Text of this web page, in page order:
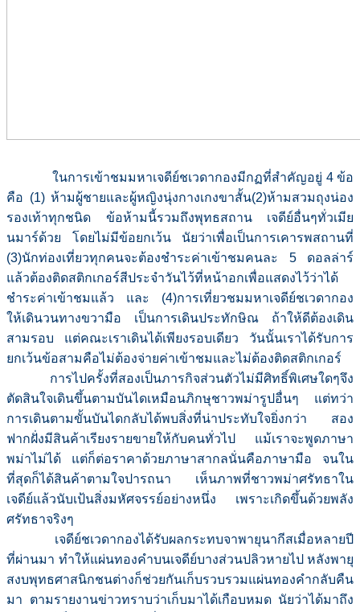
ในการเข้าชมมหาเจดีย์ชเวดากองมีกฏที่สำคัญอยู่ 4 ข้อ
คือ (1) ห้ามผู้ชายและผู้หญิงนุ่งกางเกงขาสั้น(2)ห้ามสวมถุงน่อง
รองเท้าทุกชนิด ข้อห้ามนี้รวมถึงพุทธสถาน เจดีย์อื่นๆทั่วเมีย
นมาร์ด้วย โดยไม่มีข้อยกเว้น นัยว่าเพื่อเป็นการเคารพสถานที่
(3)นักท่องเที่ยวทุกคนจะต้องชำระค่าเข้าชมคนละ 5 ดอลล่าร์
แล้วต้องติดสติกเกอร์สีประจำวันไว้ที่หน้าอกเพื่อแสดงไว้ว่าได้
ชำระค่าเข้าชมแล้ว และ (4)การเที่ยวชมมหาเจดีย์ชเวดากอง
ให้เดินวนทางขวามือ เป็นการเดินประทักษิณ ถ้าให้ดีต้องเดิน
สามรอบ แต่คณะเราเดินได้เพียงรอบเดียว วันนั้นเราได้รับการ
ยกเว้นข้อสามคือไม่ต้องจ่ายค่าเข้าชมและไม่ต้องติดสติกเกอร์
การไปครั้งที่สองเป็นภารกิจส่วนตัวไม่มีศิทธิ์พิเศษใดๆจึง
ตัดสินใจเดินขึ้นตามบันไดเหมือนภิกษุชาวพม่ารูปอื่นๆ แต่ทว่า
การเดินตามขั้นบันไดกลับได้พบสิ่งที่น่าประทับใจยิ่งกว่า สอง
ฟากฝั่งมีสินค้าเรียงรายขายให้กับคนทั่วไป แม้เราจะพูดภาษา
พม่าไม่ได้ แต่ก็ต่อราคาด้วยภาษาสากลนั่นคือภาษามือ จนใน
ที่สุดก็ได้สินค้าตามใจปารถนา เห็นภาพที่ชาวพม่าศรัทธาใน
เจดีย์แล้วนับเป้นสิ่งมหัศจรรย์อย่างหนึ่ง เพราะเกิดขึ้นด้วยพลัง
ศรัทธาจริงๆ
เจดีย์ชเวดากองได้รับผลกระทบจาพายุนากีสเมื่อหลายปี
ที่ผ่านมา ทำให้แผ่นทองคำบนเจดีย์บางส่วนปลิวหายไป หลังพายุ
สงบพุทธศาสนิกชนต่างก็ช่วยกันเก็บรวบรวมแผ่นทองคำกลับคืน
มา ตามรายงานข่าวทราบว่าเก็บมาได้เกือบหมด นัยว่าได้มาถึง